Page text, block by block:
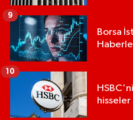
Borsa
9
hisseler
10